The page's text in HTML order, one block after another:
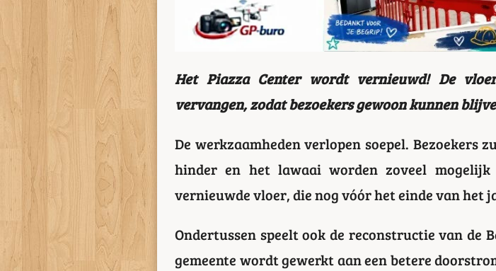
Het Piazza Center wordt vernieuwd! De
vervangen, zodat bezoekers gewoon kunnen
De werkzaamheden verlopen soepel.
hinder en het lawaai worden zoveel
vernieuwde vloer, die nog vóór het einde van het
Ondertussen speelt ook de reconstructie van de
gemeente wordt gewerkt aan een betere